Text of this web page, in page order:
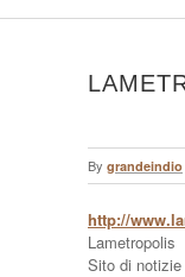
By grandeindio
http://
Lametropolis
Sito di